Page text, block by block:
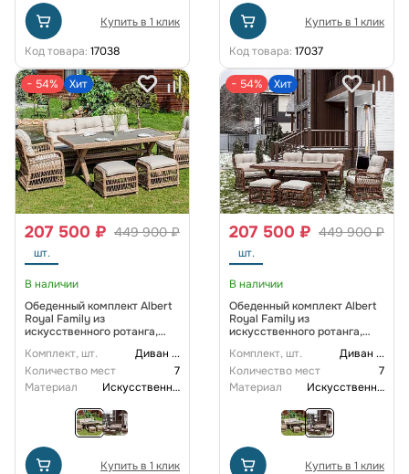
Купить в 1 клик
Код товара: 17038
Купить в 1 клик
Код товара: 17037
− 54% Хит
449 900 ₽
207 500 ₽
шт.
В наличии
Обеденный комплект Albert
Royal Family из
искусственного ротанга,
Комплект, шт. Диван ...
Количество мест
7
Материал
Искусственный ротанг
Купить в 1 клик
− 54% Хит
449 900 ₽
207 500 ₽
шт.
В наличии
Обеденный комплект Albert
Royal Family из
искусственного ротанга,
Комплект, шт. Диван ...
Количество мест
7
Материал
Искусственный ротанг
Купить в 1 клик